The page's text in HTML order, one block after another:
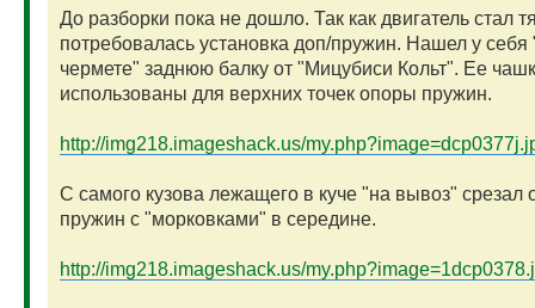
До разборки пока не дошло. Так как двигатель стал
потребовалась установка доп/пружин. Нашел у себя
чермете" заднюю балку от "Мицубиси Кольт". Ее
использованы для верхних точек опоры пружин.
http://img218.imageshack.us/
С самого кузова лежащего в куче "на вывоз" срезал
пружин с "морковками" в середине.
http://img218.imageshack.us/